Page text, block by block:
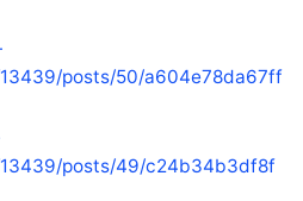
posts/50/a604e78da67ff
posts/49/c24b34b3df8f